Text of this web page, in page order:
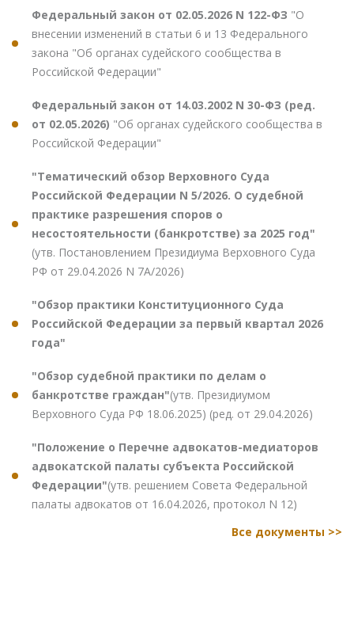
Федеральный закон от 02.05.2026 N 122-ФЗ "О
внесении изменений в статьи 6 и 13 Федерального
закона "Об органах судейского сообщества в
Российской Федерации"
Федеральный закон от 14.03.2002 N 30-ФЗ (ред.
от 02.05.2026) "Об органах судейского сообщества в
Российской Федерации"
"Тематический обзор Верховного Суда
Российской Федерации N 5/2026. О судебной
практике разрешения споров о
несостоятельности (банкротстве) за 2025 год"
(утв. Постановлением Президиума Верховного Суда
РФ от 29.04.2026 N 7А/2026)
"Обзор практики Конституционного Суда
Российской Федерации за первый квартал 2026
года"
"Обзор судебной практики по делам о
банкротстве граждан"(утв. Президиумом
Верховного Суда РФ 18.06.2025) (ред. от 29.04.2026)
"Положение о Перечне адвокатов-медиаторов
адвокатской палаты субъекта Российской
Федерации"(утв. решением Совета Федеральной
палаты адвокатов от 16.04.2026, протокол N 12)
Все документы >>